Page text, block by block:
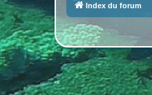
Index du forum